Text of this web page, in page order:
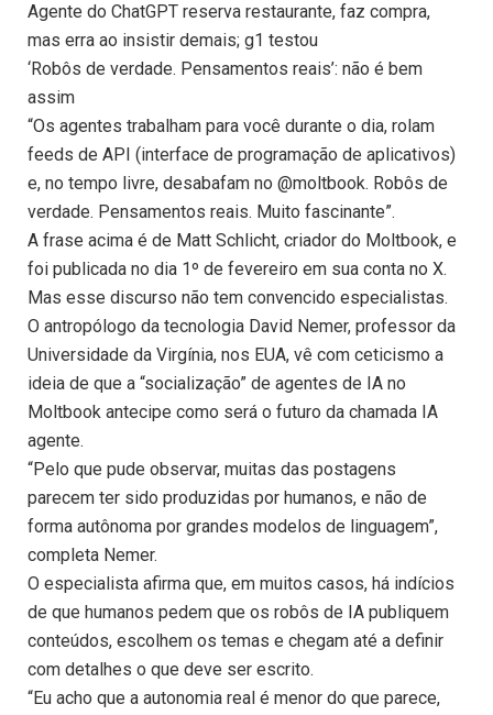
Agente do ChatGPT reserva restaurante, faz compra,
mas erra ao insistir demais; g1 testou
‘Robôs de verdade. Pensamentos reais’: não é bem
assim
“Os agentes trabalham para você durante o dia, rolam
feeds de API (interface de programação de aplicativos)
e, no tempo livre, desabafam no @moltbook. Robôs de
verdade. Pensamentos reais. Muito fascinante”.
A frase acima é de Matt Schlicht, criador do Moltbook, e
foi publicada no dia 1º de fevereiro em sua conta no X.
Mas esse discurso não tem convencido especialistas.
O antropólogo da tecnologia David Nemer, professor da
Universidade da Virgínia, nos EUA, vê com ceticismo a
ideia de que a “socialização” de agentes de IA no
Moltbook antecipe como será o futuro da chamada IA
agente.
“Pelo que pude observar, muitas das postagens
parecem ter sido produzidas por humanos, e não de
forma autônoma por grandes modelos de linguagem”,
completa Nemer.
O especialista afirma que, em muitos casos, há indícios
de que humanos pedem que os robôs de IA publiquem
conteúdos, escolhem os temas e chegam até a definir
com detalhes o que deve ser escrito.
“Eu acho que a autonomia real é menor do que parece,